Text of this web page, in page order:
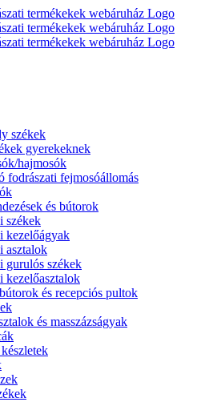
székek
gyerekeknek
hajmosók
fodrászati fejmosóállomás
és bútorok
székek
kezelőágyak
asztalok
gurulós székek
kezelőasztalok
és recepciós pultok
és masszázságyak